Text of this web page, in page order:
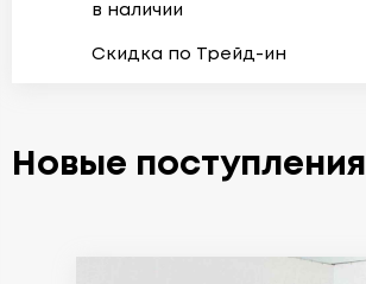
в наличии
Скидка по Трейд-ин
Новые поступления